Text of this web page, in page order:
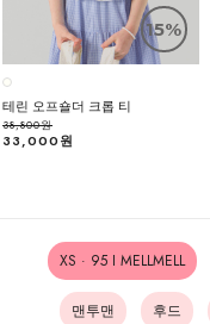
15%
테린 오프숄더 크롭 티
38,800원
33,000원
XS · 95 I MELLMELL
맨투맨 후드